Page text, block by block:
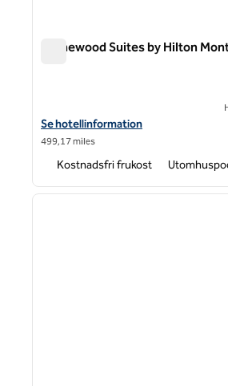
Homewood Suites by Hilton
Visa hotelluppgifter för Homewood
Se hotellinformation
499,17 miles
Kostnadsfri frukost
1 av 12